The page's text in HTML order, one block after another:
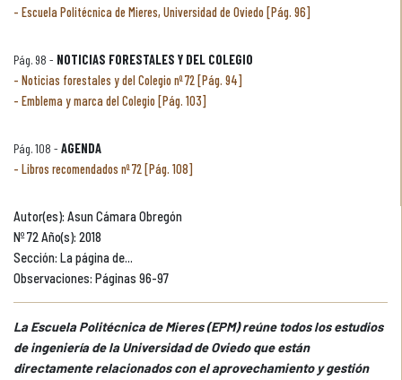
Escuela Politécnica de Mieres, Universidad de Oviedo [Pág. 96]
Pág. 98 - NOTICIAS FORESTALES Y DEL COLEGIO
Noticias forestales y del Colegio nº 72 [Pág. 94]
Emblema y marca del Colegio [Pág. 103]
Pág. 108 - AGENDA
Libros recomendados nº 72 [Pág. 108]
Autor(es): Asun Cámara Obregón
Nº 72 Año(s): 2018
Sección: La página de...
Observaciones: Páginas 96-97
La Escuela Politécnica de Mieres (EPM) reúne todos los estudios
de ingeniería de la Universidad de Oviedo que están
directamente relacionados con el aprovechamiento y gestión